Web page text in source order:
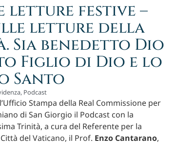
letture festive –
letture della
Sia benedetto Dio
Figlio di Dio e lo
Santo
, Podcast
Stampa della Real Commissione per
di San Giorgio il Podcast con la
Trinità, a cura del Referente per la
del Vaticano, il Prof. Enzo Cantarano,